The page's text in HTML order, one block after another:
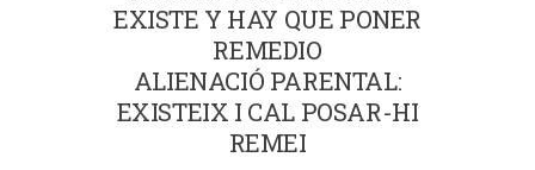
EXISTE Y HAY QUE PONER
REMEDIO
ALIENACIÓ PARENTAL:
EXISTEIX I CAL POSAR-HI
REMEI